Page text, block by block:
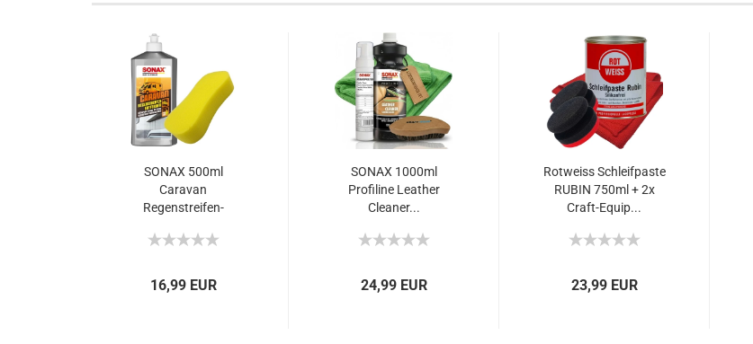
SONAX 500ml
Caravan
Regenstreifen-
16,99 EUR
SONAX 1000ml
Profiline Leather
Cleaner...
24,99 EUR
Rotweiss Schleifpaste
RUBIN 750ml + 2x
Craft-Equip...
23,99 EUR